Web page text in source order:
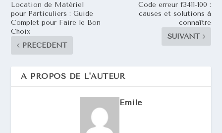
Location de Matériel
pour Particuliers : Guide
Complet pour Faire le Bon
Choix
PRÉCÉDENT
Code erreur f3411-100 :
causes et solutions à
connaître
SUIVANT
A PROPOS DE L'AUTEUR
Emile